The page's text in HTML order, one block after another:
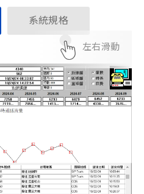
系統規格
左右滑動